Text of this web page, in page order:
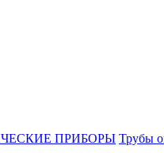
ПРИБОРЫ Трубы